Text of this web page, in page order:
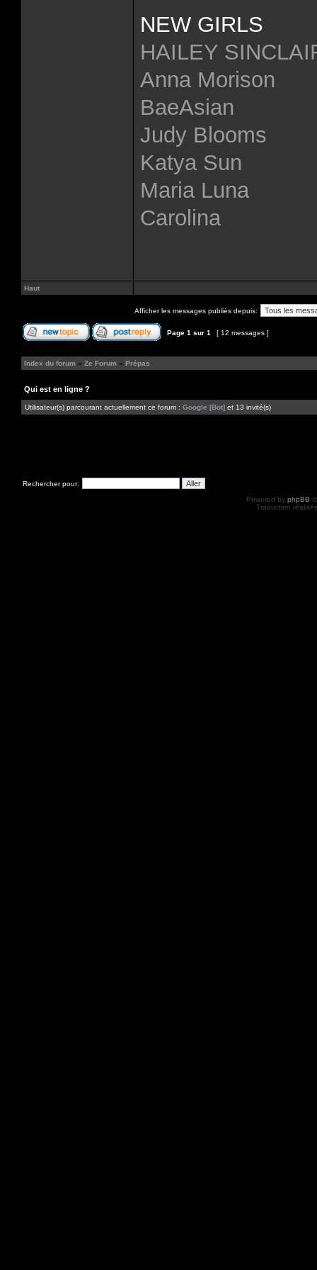
NEW GIRLS
HAILEY
Anna Morison
BaeAsian
Judy Blooms
Katya Sun
Maria Luna
Carolina
Haut
Afficher les messages publiés depuis:
Page 1 sur 1 [ 12 messages ]
Index du forum » Ze Forum » Prépas
Qui est en ligne ?
Utilisateur(s) parcourant actuellement ce forum : Google [Bot] et 13 invité(s)
Rechercher pour:
Powered by phpBB
Traduction